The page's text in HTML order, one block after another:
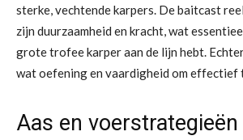
sterke, vechtende karpers. De baitcast
zijn duurzaamheid en kracht, wat
grote trofee karper aan de lijn hebt.
wat oefening en vaardigheid om effectief
Aas en voerstrategieën